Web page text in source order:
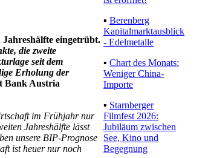
eingetrübt.
die zweite
seit dem
Erholung der
Bank Austria
im Frühjahr nur
Jahreshälfte lässt
unsere BIP-Prognose
ist heuer nur noch
▪ Berenberg
Kapitalmarktausblick
- Edelmetalle
▪ Chart des Monats:
Weniger China-
Importe
▪ Starnberger
Filmfest 2026:
Jubiläum zwischen
See, Kino und
Begegnung